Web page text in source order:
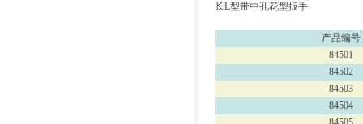
长L型带中孔花型扳手
产品编号
84501
84502
84503
84504